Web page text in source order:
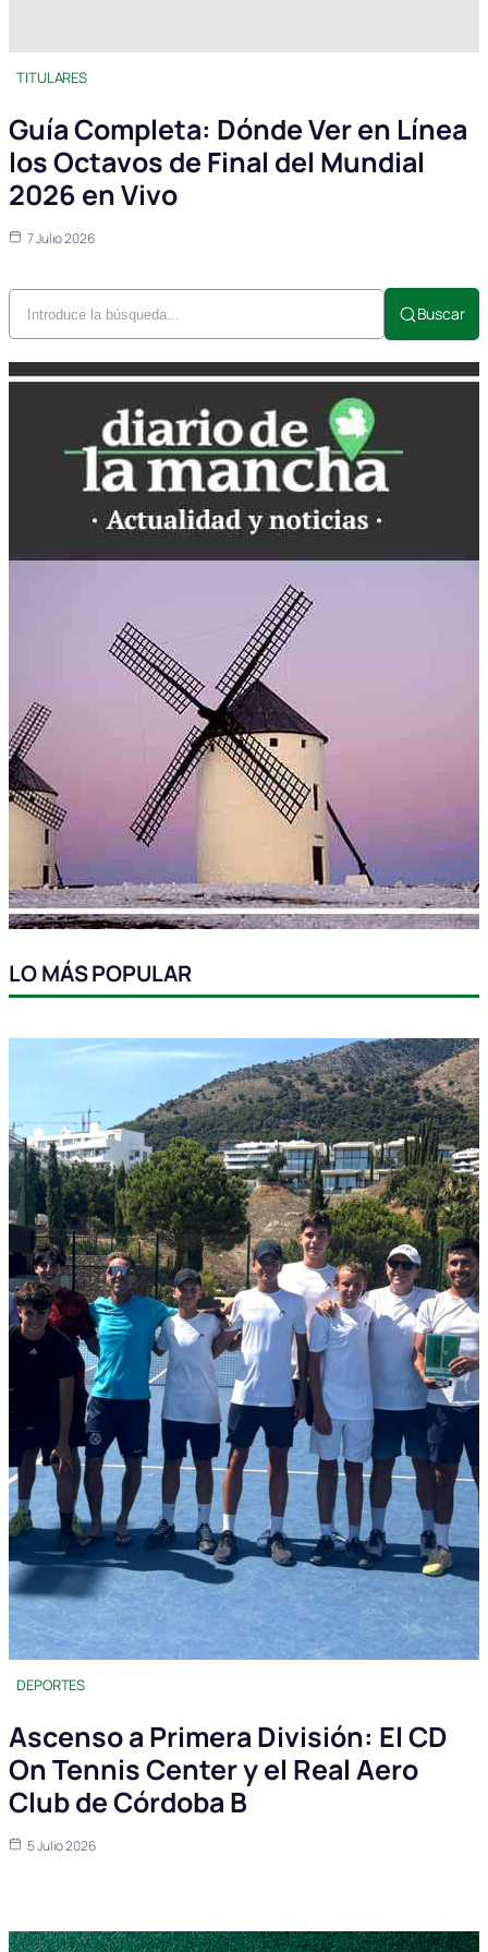
TITULARES
Guía Completa: Dónde Ver en Línea
los Octavos de Final del Mundial
2026 en Vivo
7 Julio 2026
Buscar
LO MÁS POPULAR
DEPORTES
Ascenso a Primera División: El CD
On Tennis Center y el Real Aero
Club de Córdoba B
5 Julio 2026